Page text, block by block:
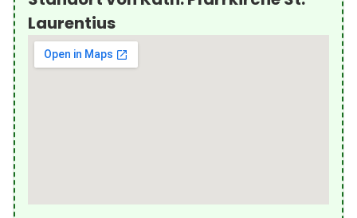
Laurentius